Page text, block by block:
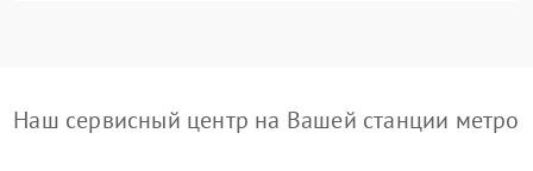
Наш сервисный центр на Вашей станции метро